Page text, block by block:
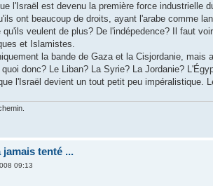
l'Israël est devenu la première force industrielle
ont beaucoup de droits, ayant l'arabe comme
veulent de plus? De l'indépedence? Il faut
et Islamistes.
la bande de Gaza et la Cisjordanie, mais
donc? Le Liban? La Syrie? La Jordanie?
l'Israël devient un tout petit peu impéralistique.
tenté ...
09:13